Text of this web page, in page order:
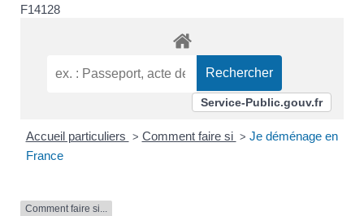
F14128
Service-Public.gouv.fr
Accueil particuliers > Comment faire si > Je déménage en
France
Comment faire si...